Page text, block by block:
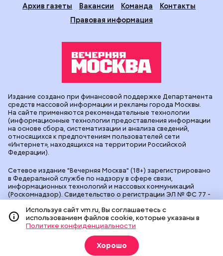
Архив газеты
Вакансии Команда
Контакты
Правовая информация
Сетевое издание "Вечерняя Москва" (18+) зарегистрировано
в Федеральной службе по надзору в сфере связи,
информационных технологий и массовых коммуникаций
(Роскомнадзор). Свидетельство о регистрации ЭЛ № ФС 77 -
90524 от 09.12.2025. Учредитель: АО "Редакция газеты
"Вечерняя Москва". Главный редакторvm.ru: Александр
Геннадьевич Глуходедов. Адрес редакции: 127015, г.Москва,
Бумажный пр-д, д. 14, стр. 2. Телефон:+7(499)557-04-24
. Почта для связи с редакцией сайта:
Издание создано при финансовой поддержке Департамента
средств массовой информации и рекламы города Москвы.
На сайте применяются рекомендательные технологии
(информационные технологии предоставления информации
на основе сбора, систематизации и анализа сведений,
относящихся к предпочтениям пользователей сети
«Интернет», находящихся на территории Российской
Федерации).
Используя сайт vm.ru, Вы соглашаетесь с
использованием файлов cookie, которые указаны в
Политике конфиденциальности
Хорошо